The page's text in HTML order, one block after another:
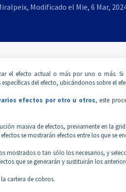
Modificado el Mie, 6 Mar,
el efecto actual o más por uno o más. Si
del efecto, ubicándonos sobre el
efectos por otro u otros, este
masiva de efectos, previamente en la
se mostrarán efectos entre los que se
mostrados o tan sólo los necesarios, y
que se generarán y sustituirán los
cartera de cobros.